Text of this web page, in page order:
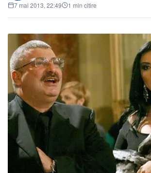
7 mai 2013, 22:49
1 min citire